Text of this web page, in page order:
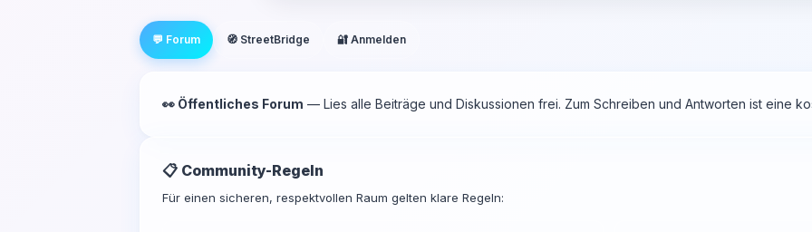
💬 Forum 🧭 StreetBridge 🔐 Anmelden
👀 Öffentliches Forum — Lies alle Beiträge und Diskussionen frei. Zum Schreiben und Antworten ist eine
📋 Community-Regeln
Für einen sicheren, respektvollen Raum gelten klare Regeln: